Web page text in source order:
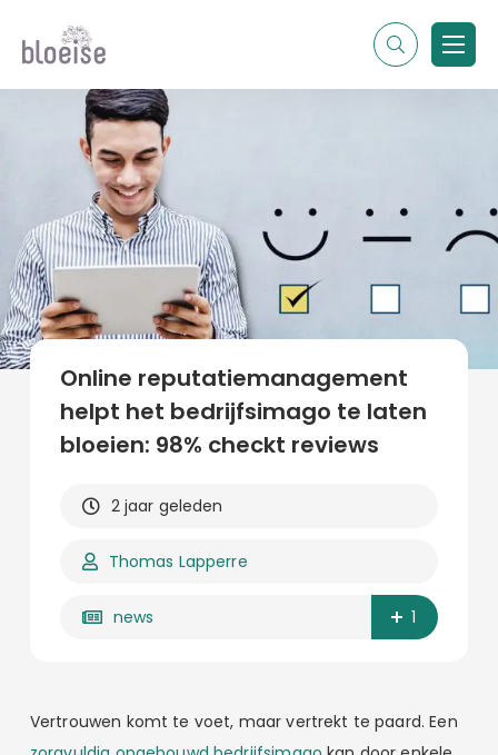
Contentmarketing
Online marketing
Branches
Marketing
Alle soorten artikelen
Alle topics
Online reputatiemanagement
helpt het bedrijfsimago te laten
bloeien: 98% checkt reviews
2 jaar geleden
Thomas Lapperre
news 1
Vertrouwen komt te voet, maar vertrekt te paard. Een